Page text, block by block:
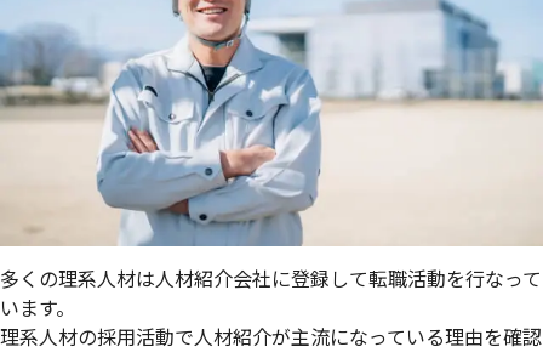
多くの理系人材は人材紹介会社に登録して転職活動を行なって
います。
理系人材の採用活動で人材紹介が主流になっている理由を確認